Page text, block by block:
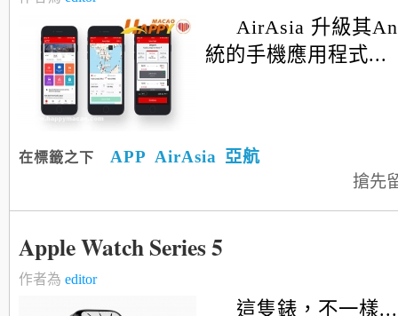
AirAsia 升級其
統的手機應用程式...
在標籤之下 APP AirAsia
亞航
搶先
Apple Watch Series 5
作者為 editor
這隻錶，不一樣...